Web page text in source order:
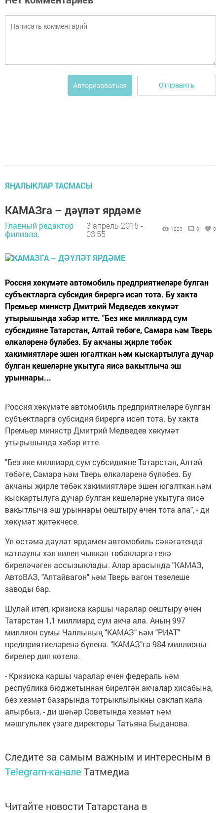
Авторизоваться Отправить
ЯҢАЛЫКЛАР ТАСМАСЫ
КАМАЗга – дәүләт ярдәме
Главный редактор
филиала,
3 апрель 2015 -
03:55
1223 0 0
Россия хөкүмәте автомобиль предприятиеләре булган
субъектларга субсидия бирергә исәп тота. Бу хакта
Премьер министр Дмитрий Медведев хөкүмәт
утырышында хәбәр итте. "Без ике миллиард сум
субсидияне Татарстан, Алтай төбәге, Самара һәм Тверь
өлкәләренә бүләбез. Бу акчаны җирле төбәк
хакимиятләре эшен югалткан һәм кыскартылуга дучар
булган кешеләрне укытуга яисә вакытлыча эш
урыннары...
Россия хөкүмәте автомобиль предприятиеләре булган
субъектларга субсидия бирергә исәп тота. Бу хакта
Премьер министр Дмитрий Медведев хөкүмәт
утырышында хәбәр итте.
"Без ике миллиард сум субсидияне Татарстан, Алтай
төбәге, Самара һәм Тверь өлкәләренә бүләбез. Бу
акчаны җирле төбәк хакимиятләре эшен югалткан һәм
кыскартылуга дучар булган кешеләрне укытуга яисә
вакытлыча эш урыннары оештыру өчен тота ала", - ди
хөкүмәт җитәкчесе.
Ул өстәмә дәүләт ярдәмен автомобиль сәнәгатендә
катлаулы хәл килеп чыккан төбәкләргә генә
биреләчәген ассызыклады. Алар арасында "КАМАЗ,
АвтоВАЗ, "Алтайвагон" һәм Тверь вагон төзелеше
заводы бар.
Шулай итеп, кризиска каршы чаралар оештыру өчен
Татарстан 1,1 миллиард сум акча ала. Аның 997
миллион сумы Чаллының "КАМАЗ" һәм "РИАТ"
предприятиеләренә бүленә. "КАМАЗ"га 984 миллионы
бирелер дип көтелә.
- Кризиска каршы чаралар өчен федераль һәм
республика бюджетыннан бирелгән акчалар хисабына,
без хезмәт базарында тотрыклылыкны саклап кала
алырбыз, - ди шәһәр Советында хезмәт һәм
мәшгульлек үзәге директоры Татьяна Быданова.
Следите за самым важным и интересным в
Telegram-канале Татмедиа
Читайте новости Татарстана в